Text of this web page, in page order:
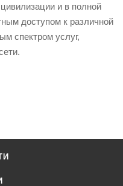
и в полной
доступом к различной
спектром услуг,